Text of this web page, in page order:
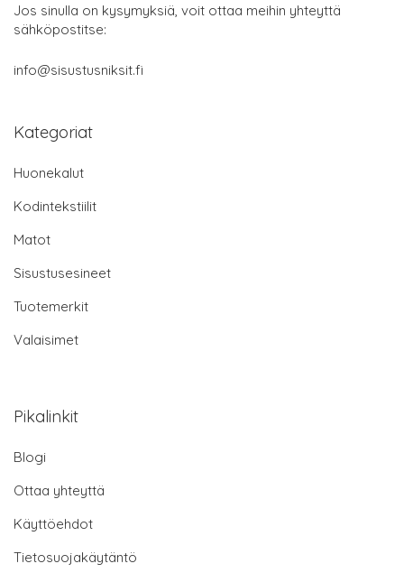
Jos sinulla on kysymyksiä, voit ottaa meihin yhteyttä
sähköpostitse:
info@sisustusniksit.fi
Kategoriat
Huonekalut
Kodintekstiilit
Matot
Sisustusesineet
Tuotemerkit
Valaisimet
Pikalinkit
Blogi
Ottaa yhteyttä
Käyttöehdot
Tietosuojakäytäntö